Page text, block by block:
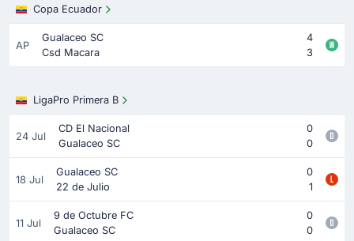
Copa Ecuador
AP
Gualaceo SC
4
Csd Macara
3
LigaPro Primera B
24 Jul
CD El Nacional
0
Gualaceo SC
0
18 Jul
Gualaceo SC
0
22 de Julio
1
11 Jul
9 de Octubre FC
0
Gualaceo SC
0